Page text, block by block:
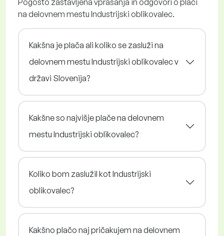
Pogosto zastavljena vprašanja in odgovori o plači
na delovnem mestu Industrijski oblikovalec.
Kakšna je plača ali koliko se zasluži na
delovnem mestu Industrijski oblikovalec v
državi Slovenija?
Kakšne so najvišje plače na delovnem
mestu Industrijski oblikovalec?
Koliko bom zaslužil kot Industrijski
oblikovalec?
Kakšno plačo naj pričakujem na delovnem